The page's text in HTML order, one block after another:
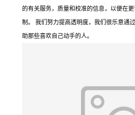
的有关服务，质量和校准的信息，以便在
制。 我们努力提高透明度，我们很乐意通
助那些喜欢自己动手的人。